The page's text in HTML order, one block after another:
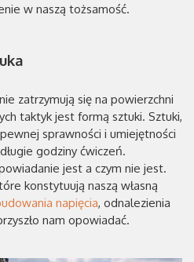
w naszą tożsamość.
zatrzymują się na powierzchni
taktyk jest formą sztuki. Sztuki,
sprawności i umiejętności
godziny ćwiczeń.
jest a czym nie jest.
konstytuują naszą własną
napięcia, odnalezienia
nam opowiadać.